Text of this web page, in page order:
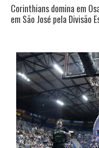
Corinthians domina em
em São José pela Divisão